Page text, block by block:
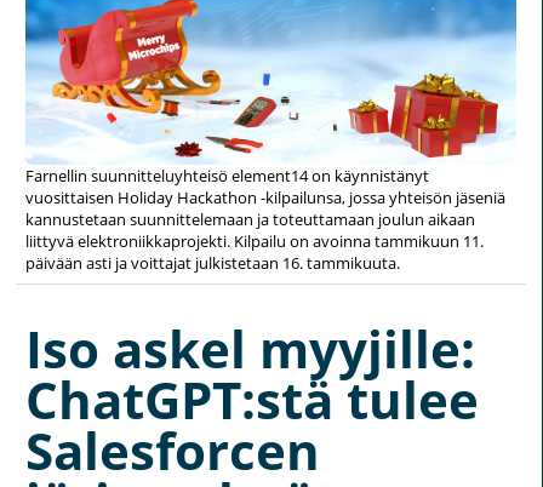
Farnellin suunnitteluyhteisö element14 on käynnistänyt
vuosittaisen Holiday Hackathon -kilpailunsa, jossa yhteisön jäseniä
kannustetaan suunnittelemaan ja toteuttamaan joulun aikaan
liittyvä elektroniikkaprojekti. Kilpailu on avoinna tammikuun 11.
päivään asti ja voittajat julkistetaan 16. tammikuuta.
Iso askel myyjille:
ChatGPT:stä tulee
Salesforcen